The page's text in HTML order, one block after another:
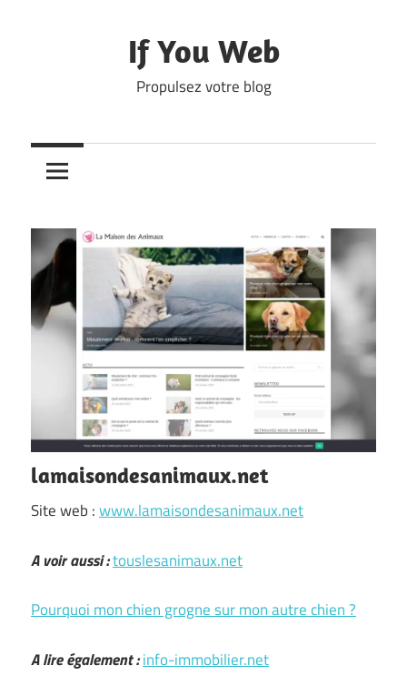
If You Web
Propulsez votre blog
lamaisondesanimaux.net
Site web :www.lamaisondesanimaux.net
A voir aussi :touslesanimaux.net
Pourquoi mon chien grogne sur mon autre chien ?
A lire également :info-immobilier.net